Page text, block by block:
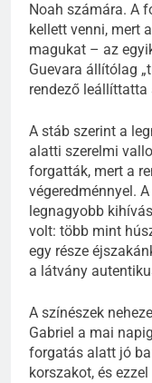
Noah számára. A
kellett venni, mert
magukat – az
Guevara állítólag
rendező
A stáb szerint a
alatti szerelmi
forgatták, mert a
végeredménnyel.
legnagyobb
volt: több mint
egy része
a látvány
A színészek
Gabriel a mai
forgatás alatt jó
korszakot, és